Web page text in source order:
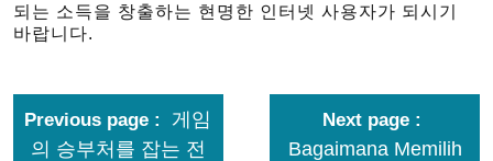
되는 소득을 창출하는 현명한 인터넷 사용자가 되시기
바랍니다.
Previous page
게임
의 승부처를 잡는 전
Next page
Bagaimana Memilih